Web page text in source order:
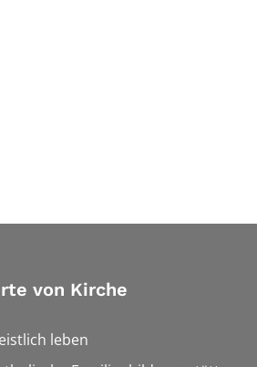
von Kirche
leben